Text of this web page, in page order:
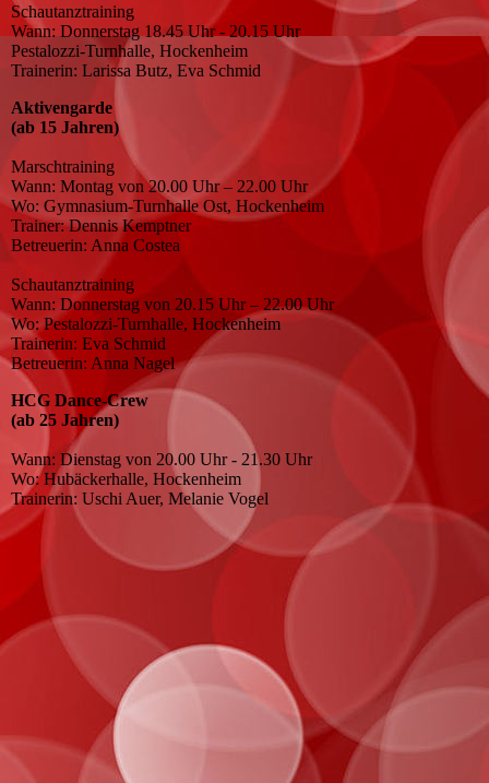
Schautanztraining
Wann: Donnerstag 18.45 Uhr - 20.15 Uhr
Pestalozzi-Turnhalle, Hockenheim
Trainerin: Larissa Butz, Eva Schmid
Aktivengarde
(ab 15 Jahren)
Marschtraining
Wann: Montag von 20.00 Uhr – 22.00 Uhr
Wo: Gymnasium-Turnhalle Ost, Hockenheim
Trainer: Dennis Kemptner
Betreuerin: Anna Costea
Schautanztraining
Wann: Donnerstag von 20.15 Uhr – 22.00 Uhr
Wo: Pestalozzi-Turnhalle, Hockenheim
Trainerin: Eva Schmid
Betreuerin: Anna Nagel
HCG Dance-Crew
(ab 25 Jahren)
Wann: Dienstag von 20.00 Uhr - 21.30 Uhr
Wo: Hubäckerhalle, Hockenheim
Trainerin: Uschi Auer, Melanie Vogel